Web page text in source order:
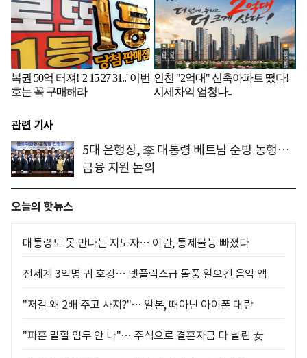
관련 기사
5대 은행장, 李 대통령 베트남 순방 동행…
금융 지원 논의
오늘의 핫뉴스
대통령도 못 만나는 지도자… 이란, 통제불능 빠졌다
전세계 3억명 귀 호강… 넷플릭스급 돌풍 일으킨 음악 앱
"저걸 왜 2배 주고 사지?"… 일본, 때아닌 아이폰 대란
"파혼 말할 엄두 안 나"… 주식으로 결혼자금 다 날린 女